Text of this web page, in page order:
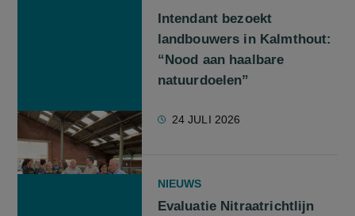
Intendant bezoekt
landbouwers in Kalmthout:
“Nood aan haalbare
natuurdoelen”
24 JULI 2026
NIEUWS
Evaluatie Nitraatrichtlijn